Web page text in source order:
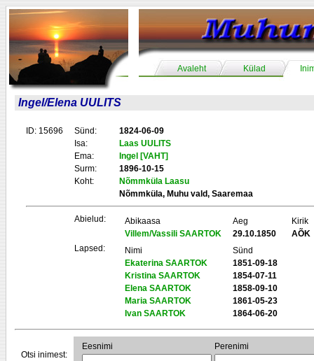
Avaleht Külad
Ingel/Elena UULITS
ID: 15696 Sünd:
1824-06-09
Isa:
Laas UULITS
Ema:
Ingel [VAHT]
Surm:
1896-10-15
Koht:
Nõmmküla Laasu
Nõmmküla, Muhu vald, Saaremaa
Abielud: Abikaasa Aeg
Kirik
Villem/Vassili SAARTOK
29.10.1850
AÕK
Lapsed:
Nimi
Sünd
Ekaterina SAARTOK
1851-09-18
Kristina SAARTOK
1854-07-11
Elena SAARTOK
1858-09-10
Maria SAARTOK
1861-05-23
Ivan SAARTOK
1864-06-20
Otsi inimest:
Eesnimi Perenimi